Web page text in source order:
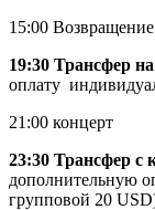
15:00 Возвращение
19:30 Трансфер
оплату
21:00 концерт
23:30 Трансфер с
дополнительную
групповой 20